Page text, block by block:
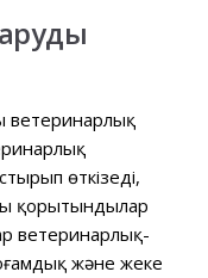
ветеринарлық
өткізеді,
қорытындылар
ветеринарлық-
және жеке